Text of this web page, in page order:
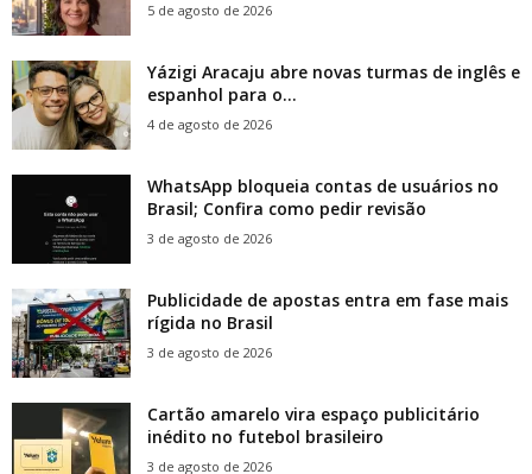
5 de agosto de 2026
Yázigi Aracaju abre novas turmas de inglês e
espanhol para o...
4 de agosto de 2026
WhatsApp bloqueia contas de usuários no
Brasil; Confira como pedir revisão
3 de agosto de 2026
Publicidade de apostas entra em fase mais
rígida no Brasil
3 de agosto de 2026
Cartão amarelo vira espaço publicitário
inédito no futebol brasileiro
3 de agosto de 2026